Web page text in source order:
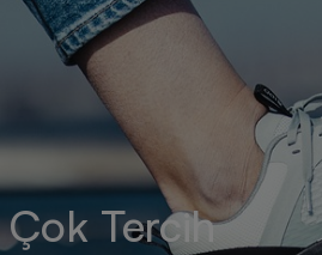
Tercih